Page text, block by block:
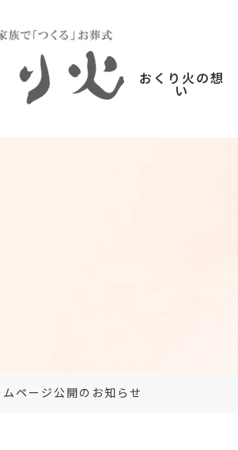
おくり火の想
い
ムページ公開のお知らせ